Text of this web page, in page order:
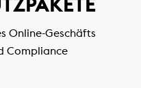
Online-Geschäfts
Compliance